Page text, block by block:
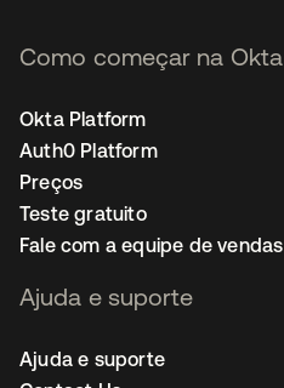
Como começar na Okta
Okta Platform
Auth0 Platform
Preços
Teste gratuito
Fale com a equipe de vendas
Ajuda e suporte
Ajuda e suporte